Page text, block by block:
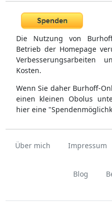
Die Nutzung von
Betrieb der Homepage
Verbesserungsarbeiten
Kosten.
Wenn Sie daher Burhoff-
einen kleinen Obolus
hier eine
Über mich Impressum
Blog